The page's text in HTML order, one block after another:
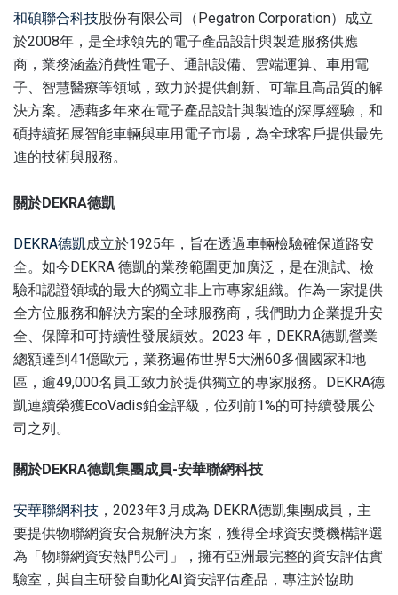
和碩聯合科技股份有限公司（Pegatron Corporation）成立
於2008年，是全球領先的電子產品設計與製造服務供應
商，業務涵蓋消費性電子、通訊設備、雲端運算、車用電
子、智慧醫療等領域，致力於提供創新、可靠且高品質的解
決方案。憑藉多年來在電子產品設計與製造的深厚經驗，和
碩持續拓展智能車輛與車用電子市場，為全球客戶提供最先
進的技術與服務。
關於DEKRA德凱
DEKRA德凱成立於1925年，旨在透過車輛檢驗確保道路安
全。如今DEKRA 德凱的業務範圍更加廣泛，是在測試、檢
驗和認證領域的最大的獨立非上市專家組織。作為一家提供
全方位服務和解決方案的全球服務商，我們助力企業提升安
全、保障和可持續性發展績效。2023 年，DEKRA德凱營業
總額達到41億歐元，業務遍佈世界5大洲60多個國家和地
區，逾49,000名員工致力於提供獨立的專家服務。DEKRA德
凱連續榮獲EcoVadis鉑金評級，位列前1%的可持續發展公
司之列。
關於DEKRA德凱集團成員-安華聯網科技
安華聯網科技 ，2023年3月成為 DEKRA德凱集團成員，主
要提供物聯網資安合規解決方案，獲得全球資安獎機構評選
為「物聯網資安熱門公司」，擁有亞洲最完整的資安評估實
驗室，與自主研發自動化AI資安評估產品，專注於協助